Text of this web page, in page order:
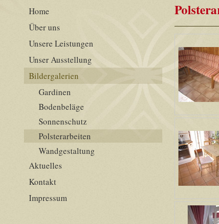
Home
Über uns
Unsere Leistungen
Unser Ausstellung
Bildergalerien
Gardinen
Bodenbeläge
Sonnenschutz
Polsterarbeiten
Wandgestaltung
Aktuelles
Kontakt
Impressum